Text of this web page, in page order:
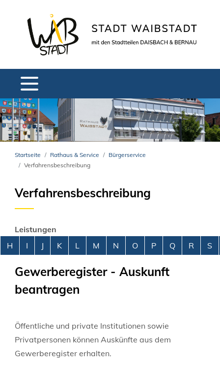
Startseite Rathaus & Service
Bürgerservice
Verfahrensbeschreibung
Verfahrensbeschreibung
Leistungen
Alphabetisches Register überspringen
H I J K L M N O P Q R S
Gewerberegister - Auskunft
beantragen
Öffentliche und private Institutionen sowie
Privatpersonen können Auskünfte aus dem
Gewerberegister erhalten.